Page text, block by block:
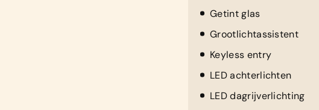
Getint glas
Grootlichtassistent
Keyless entry
LED achterlichten
LED dagrijverlichting